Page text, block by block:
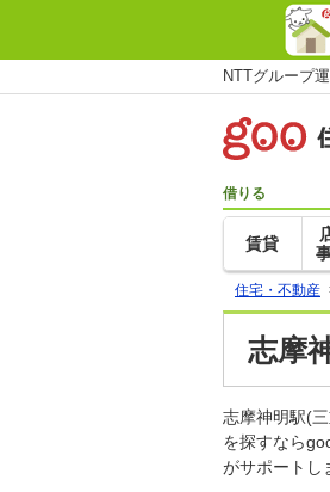
NTTグループ
借りる
賃貸
住宅・不動産
志摩
志摩神明駅(
を探すなら
がサポートし